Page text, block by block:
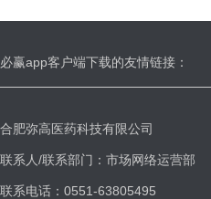
必赢app客户端下载的友情链接：
合肥弥高医药科技有限公司
联系人/联系部门：市场网络运营部
联系电话：0551-63805495